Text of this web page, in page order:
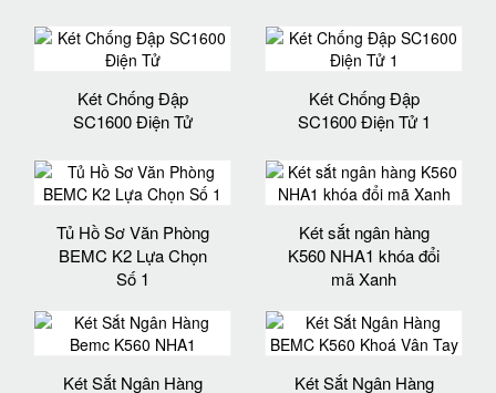
Két Chống Đập
SC1600 Điện Tử
Két Chống Đập
SC1600 Điện Tử 1
Tủ Hồ Sơ Văn Phòng
BEMC K2 Lựa Chọn
Số 1
Két sắt ngân hàng
K560 NHA1 khóa đổi
mã Xanh
Két Sắt Ngân Hàng Két Sắt Ngân Hàng